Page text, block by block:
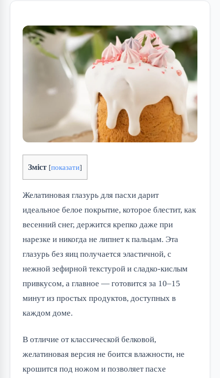
Зміст [показати]
Желатиновая глазурь для пасхи дарит
идеальное белое покрытие, которое блестит, как
весенний снег, держится крепко даже при
нарезке и никогда не липнет к пальцам. Эта
глазурь без яиц получается эластичной, с
нежной зефирной текстурой и сладко-кислым
привкусом, а главное — готовится за 10–15
минут из простых продуктов, доступных в
каждом доме.
В отличие от классической белковой,
желатиновая версия не боится влажности, не
крошится под ножом и позволяет пасхе